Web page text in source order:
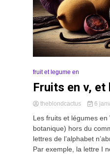
fruit et legume en
Fruits en v, et
theblondcactus 6
Les fruits et légumes
botanique) hors du
lettres de l’alphabet
Par exemple, la lettre I